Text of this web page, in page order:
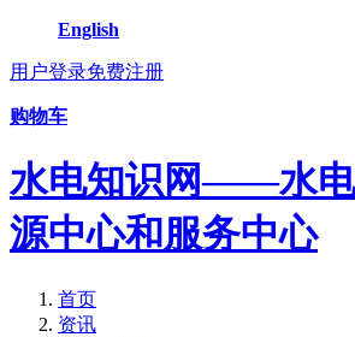
English
用户登录免费注册
购物车
水电知识网——水
源中心和服务中心
首页
资讯